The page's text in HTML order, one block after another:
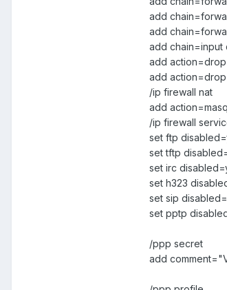
add
add
add chain=input
add
add
/ip firewall nat
add
/ip firewall
set ftp
set tftp
set irc
set h323
set sip
set pptp
/ppp secret
add